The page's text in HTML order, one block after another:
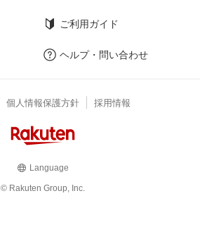
ご利用ガイド
ヘルプ・問い合わせ
個人情報保護方針 採用情報
Language
© Rakuten Group, Inc.